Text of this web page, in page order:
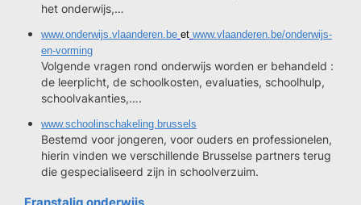
het onderwijs,…
www.onderwijs.vlaanderen.be et www.vlaanderen.be/onderwijs-
en-vorming
Volgende vragen rond onderwijs worden er behandeld :
de leerplicht, de schoolkosten, evaluaties, schoolhulp,
schoolvakanties,….
www.schoolinschakeling.brussels
Bestemd voor jongeren, voor ouders en professionelen,
hierin vinden we verschillende Brusselse partners terug
die gespecialiseerd zijn in schoolverzuim.